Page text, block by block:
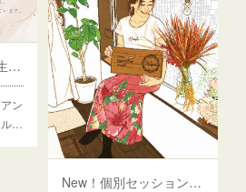
個別セッション受講生様の変化～自分を認められ大きな安心の中生きる～
ン
…
New！個別セッションプログラムをつくったわけ